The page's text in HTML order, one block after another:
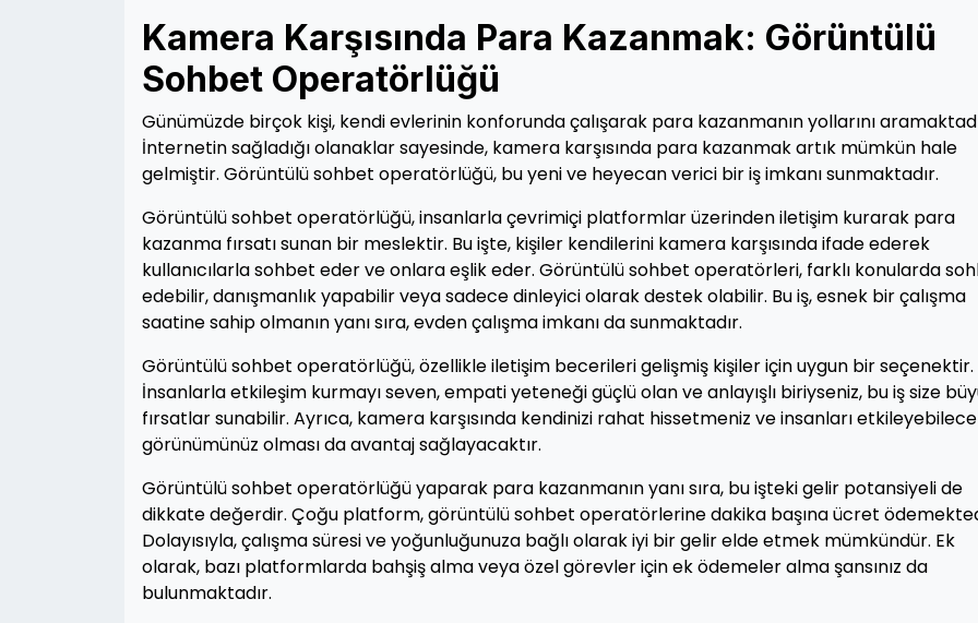
Kamera Karşısında Para Kazanmak: Görüntülü
Sohbet Operatörlüğü
Günümüzde birçok kişi, kendi evlerinin konforunda çalışarak para kazanmanın yollarını
İnternetin sağladığı olanaklar sayesinde, kamera karşısında para kazanmak artık mümkün hale
gelmiştir. Görüntülü sohbet operatörlüğü, bu yeni ve heyecan verici bir iş imkanı sunmaktadır.
Görüntülü sohbet operatörlüğü, insanlarla çevrimiçi platformlar üzerinden iletişim kurarak para
kazanma fırsatı sunan bir meslektir. Bu işte, kişiler kendilerini kamera karşısında ifade ederek
kullanıcılarla sohbet eder ve onlara eşlik eder. Görüntülü sohbet operatörleri, farklı konularda
edebilir, danışmanlık yapabilir veya sadece dinleyici olarak destek olabilir. Bu iş, esnek bir çalışma
saatine sahip olmanın yanı sıra, evden çalışma imkanı da sunmaktadır.
Görüntülü sohbet operatörlüğü, özellikle iletişim becerileri gelişmiş kişiler için uygun bir seçenektir.
İnsanlarla etkileşim kurmayı seven, empati yeteneği güçlü olan ve anlayışlı biriyseniz, bu iş size
fırsatlar sunabilir. Ayrıca, kamera karşısında kendinizi rahat hissetmeniz ve insanları
görünümünüz olması da avantaj sağlayacaktır.
Görüntülü sohbet operatörlüğü yaparak para kazanmanın yanı sıra, bu işteki gelir potansiyeli de
dikkate değerdir. Çoğu platform, görüntülü sohbet operatörlerine dakika başına ücret
Dolayısıyla, çalışma süresi ve yoğunluğunuza bağlı olarak iyi bir gelir elde etmek mümkündür. Ek
olarak, bazı platformlarda bahşiş alma veya özel görevler için ek ödemeler alma şansınız da
bulunmaktadır.